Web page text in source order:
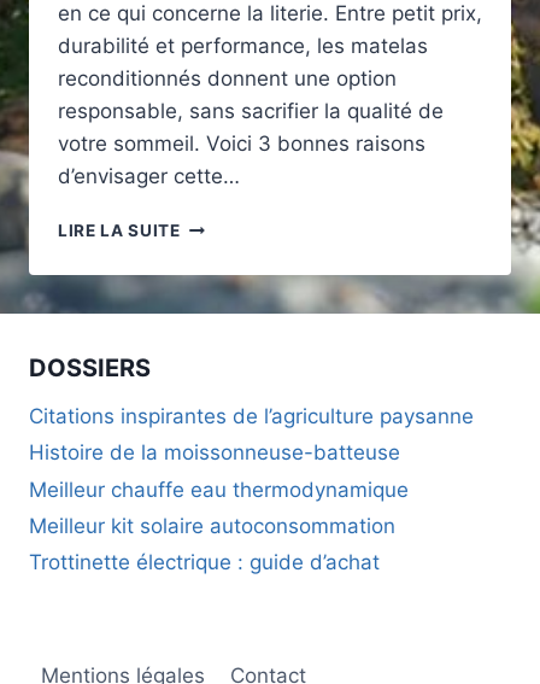
en ce qui concerne la literie. Entre petit prix,
durabilité et performance, les matelas
reconditionnés donnent une option
responsable, sans sacrifier la qualité de
votre sommeil. Voici 3 bonnes raisons
d’envisager cette…
LIRE LA SUITE3
RAISONS
POUR
VOTRE
LITERIE
ÉCOLOGIQUE
DOSSIERS
Citations inspirantes de l’agriculture paysanne
Histoire de la moissonneuse-batteuse
Meilleur chauffe eau thermodynamique
Meilleur kit solaire autoconsommation
Trottinette électrique : guide d’achat
Mentions légales Contact